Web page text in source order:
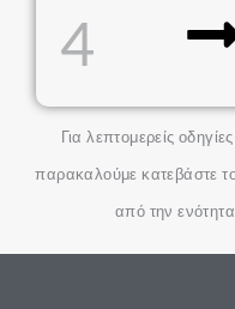
4
Για λεπτομερείς
παρακαλούμε κατεβάστε
από την